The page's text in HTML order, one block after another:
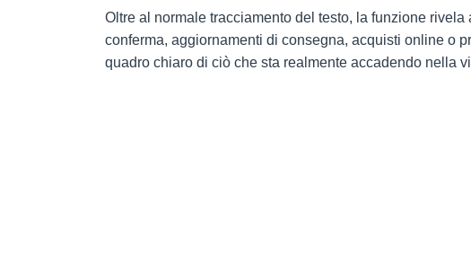
Oltre al normale tracciamento del testo, la funzione
conferma, aggiornamenti di consegna, acquisti online o
quadro chiaro di ciò che sta realmente accadendo nella